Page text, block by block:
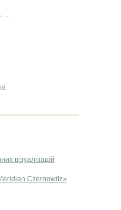
візуалізацій
Czernowitz»